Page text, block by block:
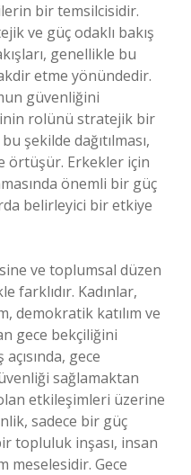
bir temsilcisidir.
ve güç odaklı bakış
genellikle bu
etme yönündedir.
güvenliğini
rolünü stratejik bir
şekilde dağıtılması,
örtüşür. Erkekler için
önemli bir güç
belirleyici bir etkiye
ve toplumsal düzen
farklıdır. Kadınlar,
demokratik katılım ve
gece bekçiliğini
gece
sağlamaktan
etkileşimleri üzerine
sadece bir güç
topluluk inşası, insan
meselesidir. Gece